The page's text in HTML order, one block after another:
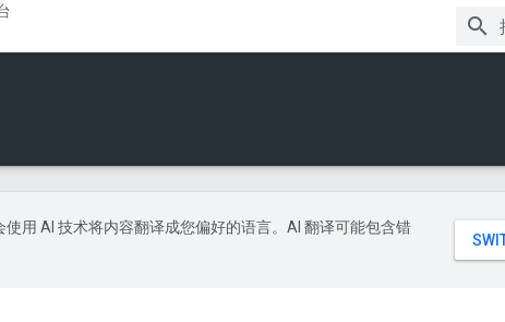
使用 AI 技术将内容翻译成您偏好的语言。AI 翻译可能包含错